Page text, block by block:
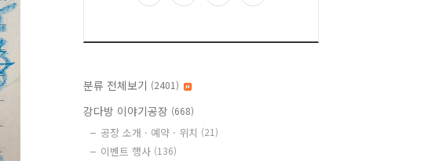
분류 전체보기 (2401)
강다방 이야기공장 (668)
공장 소개 · 예약 · 위치 (21)
이벤트 행사 (136)